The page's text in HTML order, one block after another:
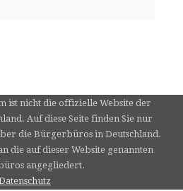
ist nicht die offizielle Website der
Auf diese Seite finden Sie nur
die Bürgerbüros in Deutschland.
die auf dieser Website genannten
angegliedert.